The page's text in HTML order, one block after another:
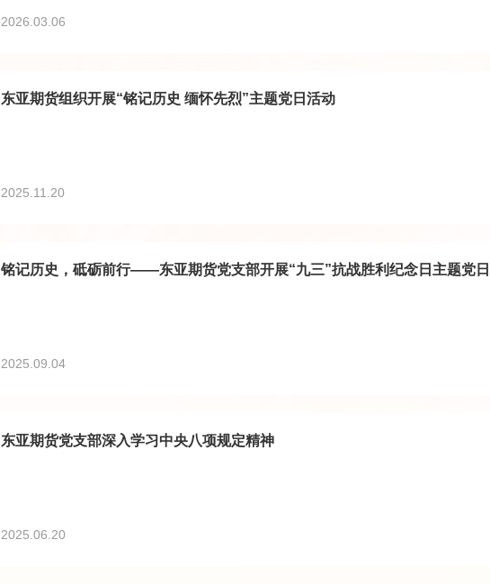
2026.03.06
东亚期货组织开展“铭记历史 缅怀先烈”主题党日活动
2025.11.20
铭记历史，砥砺前行——东亚期货党支部开展“九三”抗战胜利纪念日主题党
2025.09.04
东亚期货党支部深入学习中央八项规定精神
2025.06.20